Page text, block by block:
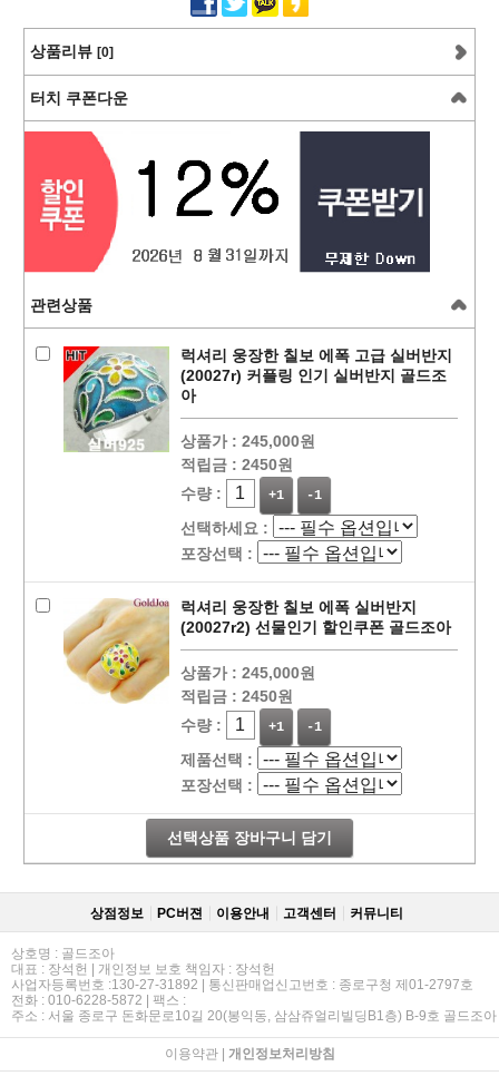
상품리뷰 [0]
터치 쿠폰다운
관련상품
럭셔리 웅장한 칠보 에폭 고급 실버반지
(20027r) 커플링 인기 실버반지 골드조
아
상품가 : 245,000원
적립금 : 2450원
수량 :
+1 -1
선택하세요 :
포장선택 :
럭셔리 웅장한 칠보 에폭 실버반지
(20027r2) 선물인기 할인쿠폰 골드조아
상품가 : 245,000원
적립금 : 2450원
수량 :
+1 -1
제품선택 :
포장선택 :
선택상품 장바구니 담기
상점정보 PC버젼 이용안내 고객센터 커뮤니티
상호명 : 골드조아
대표 : 장석헌 | 개인정보 보호 책임자 : 장석헌
사업자등록번호 :130-27-31892 | 통신판매업신고번호 : 종로구청 제01-2797호
전화 : 010-6228-5872 | 팩스 :
주소 : 서울 종로구 돈화문로10길 20(봉익동, 삼삼쥬얼리빌딩B1층) B-9호 골드조아
이용약관| 개인정보처리방침